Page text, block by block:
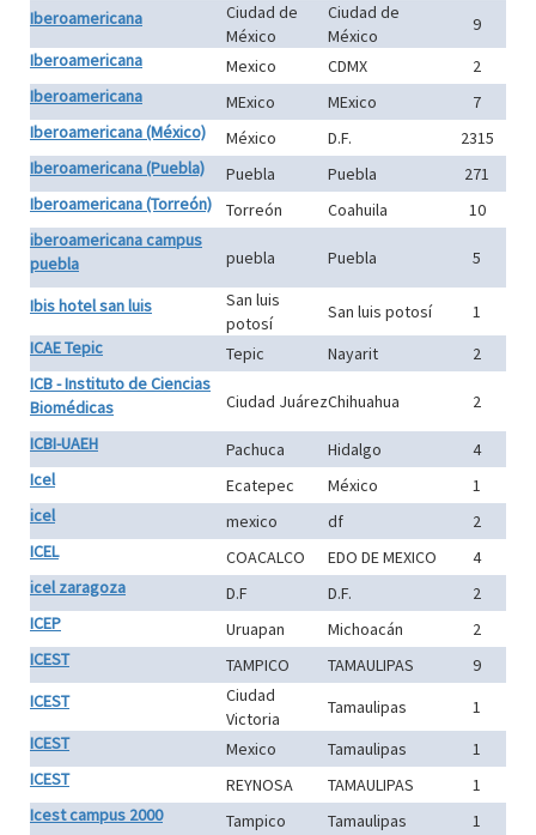
Iberoamericana
Ciudad de
México
Ciudad de
México
9
Iberoamericana
Mexico CDMX
2
Iberoamericana
MExico MExico
7
Iberoamericana (México)
México D.F.
2315
Iberoamericana (Puebla)
Puebla Puebla
271
Iberoamericana (Torreón)
Torreón Coahuila
10
iberoamericana campus
puebla
puebla Puebla 5
Ibis hotel san luis
San luis
potosí
San luis potosí
1
ICAE Tepic
Tepic Nayarit
2
ICB - Instituto de Ciencias
Biomédicas
Ciudad JuárezChihuahua
2
ICBI-UAEH
Pachuca Hidalgo
4
Icel
Ecatepec México
1
icel
mexico df
2
ICEL
COACALCO EDO DE MEXICO
4
icel zaragoza
D.F D.F.
2
ICEP
Uruapan Michoacán
2
ICEST
TAMPICO TAMAULIPAS
9
ICEST
Ciudad
Victoria
Tamaulipas
1
ICEST
Mexico Tamaulipas
1
ICEST
REYNOSA TAMAULIPAS
1
Icest campus 2000
Tampico Tamaulipas
1